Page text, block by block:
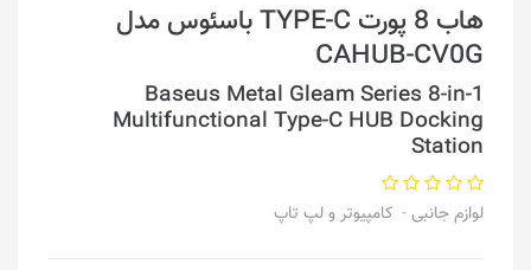
هاب 8 پورت TYPE-C باسئوس مدل
CAHUB-CV0G
Baseus Metal Gleam Series 8-in-1
Multifunctional Type-C HUB Docking
Station
لوازم جانبی کامپیوتر و لپ تاپ